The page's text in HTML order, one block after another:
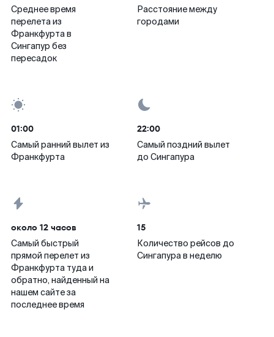
Среднее время
перелета из
Франкфурта в
Сингапур без
пересадок
Расстояние между
городами
01:00
Самый ранний вылет из
Франкфурта
22:00
Самый поздний вылет
до Сингапура
около 12 часов
Самый быстрый
прямой перелет из
Франкфурта туда и
обратно, найденный на
нашем сайте за
последнее время
15
Количество рейсов до
Сингапура в неделю